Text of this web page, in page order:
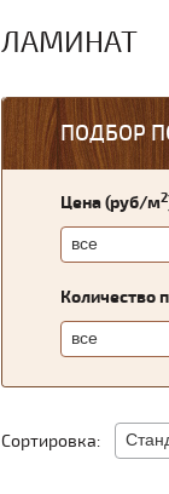
ЛАМИНАТ
ПОДБОР
Цена (руб/м2
Количество
Сортировка: